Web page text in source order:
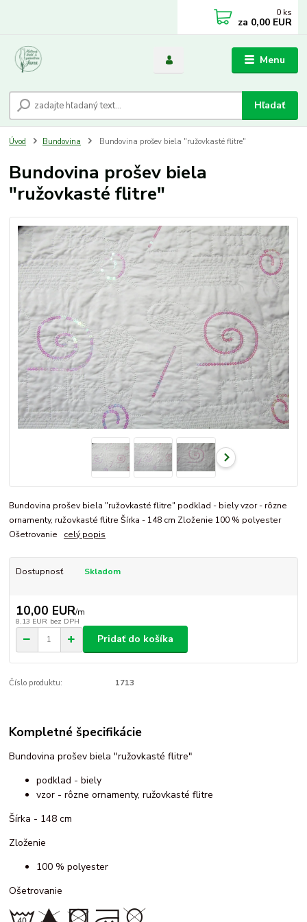
Menu
Hľadať
0 ks
za 0,00 EUR
Úvod Bundovina Bundovina prošev biela "ružovkasté flitre"
Bundovina prošev biela
"ružovkasté flitre"
Bundovina prošev biela "ružovkasté flitre" podklad - biely vzor - rôzne
ornamenty, ružovkasté flitre Šírka - 148 cm Zloženie 100 % polyester
Ošetrovanie celý popis
Dostupnosť Skladom
10,00 EUR/m
8,13 EUR bez DPH
Pridať do košíka
Číslo produktu: 1713
Kompletné špecifikácie
Bundovina prošev biela "ružovkasté flitre"
podklad - biely
vzor - rôzne ornamenty, ružovkasté flitre
Šírka - 148 cm
Zloženie
100 % polyester
Ošetrovanie